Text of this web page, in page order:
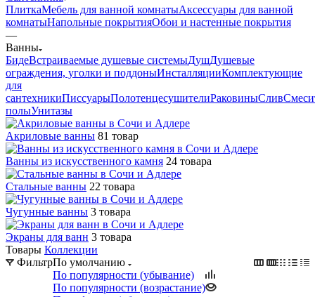
ПлиткаМебель для ванной комнатыАксессуары для ванной
комнатыНапольные покрытияОбои и настенные покрытия
—
Ванны
БидеВстраиваемые душевые системыДушДушевые
ограждения, уголки и поддоныИнсталляцииКомплектующие
для
сантехникиПиссуарыПолотенцесушителиРаковиныСлив
полыУнитазы
Акриловые ванны 81 товар
Ванны из искусственного камня 24 товара
Стальные ванны 22 товара
Чугунные ванны 3 товара
Экраны для ванн 3 товара
Товары Коллекции
ФильтрПо умолчанию
По популярности (убывание)
По популярности (возрастание)